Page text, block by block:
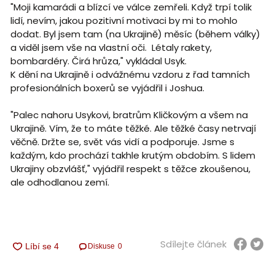
"Moji kamarádi a blízcí ve válce zemřeli. Když trpí tolik
lidí, nevím, jakou pozitivní motivaci by mi to mohlo
dodat. Byl jsem tam (na Ukrajině) měsíc (během války)
a viděl jsem vše na vlastní oči. Létaly rakety,
bombardéry. Čirá hrůza," vykládal Usyk.
K dění na Ukrajině i odvážnému vzdoru z řad tamních
profesionálních boxerů se vyjádřil i Joshua.
"Palec nahoru Usykovi, bratrům Kličkovým a všem na
Ukrajině. Vím, že to máte těžké. Ale těžké časy netrvají
věčně. Držte se, svět vás vidí a podporuje. Jsme s
každým, kdo prochází takhle krutým obdobím. S lidem
Ukrajiny obzvlášť," vyjádřil respekt s těžce zkoušenou,
ale odhodlanou zemí.
Diskuse 0 Sdílejte článek